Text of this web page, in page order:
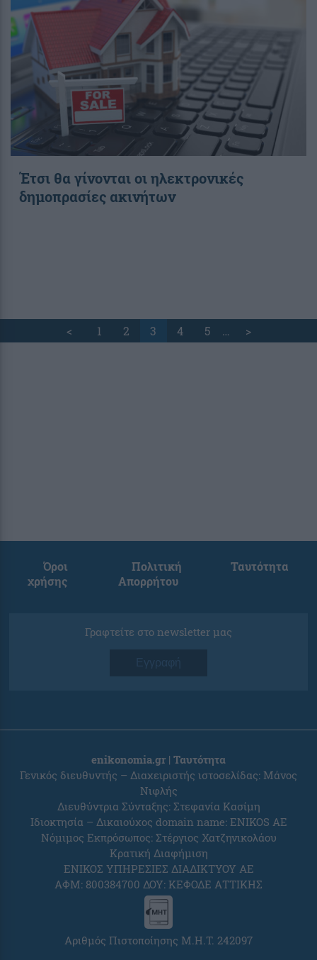
Έτσι θα γίνονται οι ηλεκτρονικές
δημοπρασίες ακινήτων
< 1 2 3 4 5 … >
Όροι
χρήσης
Πολιτική
Απορρήτου
Ταυτότητα
Γραφτείτε στο newsletter μας
Εγγραφή
enikonomia.gr | Ταυτότητα
Γενικός διευθυντής – Διαχειριστής ιστοσελίδας: Μάνος
Νιφλής
Διευθύντρια Σύνταξης: Στεφανία Κασίμη
Ιδιοκτησία – Δικαιούχος domain name: ENIKOS AE
Νόμιμος Εκπρόσωπος: Στέργιος Χατζηνικολάου
Κρατική Διαφήμιση
ΕΝΙΚΟΣ ΥΠΗΡΕΣΙΕΣ ΔΙΑΔΙΚΤΥΟΥ ΑΕ
ΑΦΜ: 800384700 ΔΟΥ: ΚΕΦΟΔΕ ΑΤΤΙΚΗΣ
Αριθμός Πιστοποίησης Μ.Η.Τ. 242097